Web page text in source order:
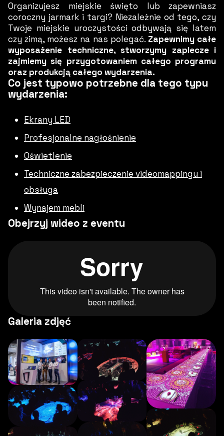
Organizujesz miejskie święto lub zapewniasz
coroczny jarmark i targi? Niezależnie od tego, czy
Twoje miejskie uroczystości odbywają się latem
czy zimą, możesz na nas polegać. Zapewnimy całe
wyposażenie techniczne, stworzymy zaplecze i
zajmiemy się przygotowaniem całego programu
oraz produkcją całego wydarzenia.
Co jest typowo potrzebne dla tego typu
wydarzenia:
Ekrany LED
Profesjonalne nagłośnienie
Oświetlenie
Techniczne zabezpieczenie videomappingu i
obsługa
Wynajem mebli
Obejrzyj wideo z eventu
Galeria zdjęć